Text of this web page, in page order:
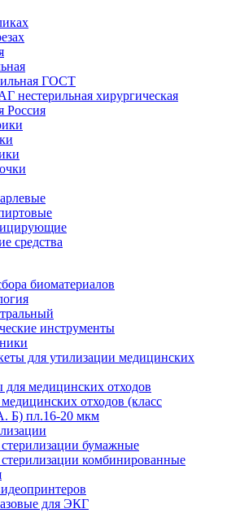
ГОСТ
нестерильная хирургическая
Россия
средства
биоматериалов
инструменты
для утилизации медицинских
для медицинских отходов
отходов (класс
Б) пл.16-20 мкм
бумажные
комбинированные
для ЭКГ